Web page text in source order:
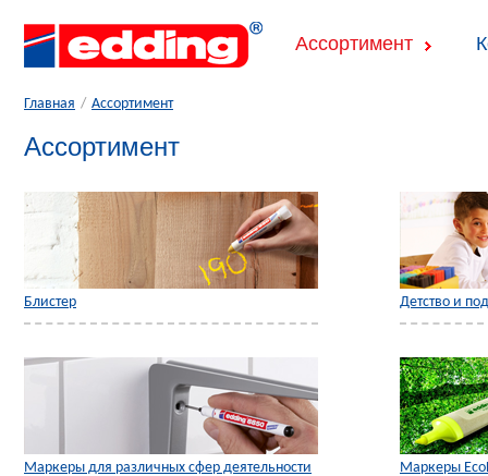
Ассортимент
Главная / Ассортимент
Ассортимент
Блистер Детство и
Маркеры для различных сфер деятельности Маркеры